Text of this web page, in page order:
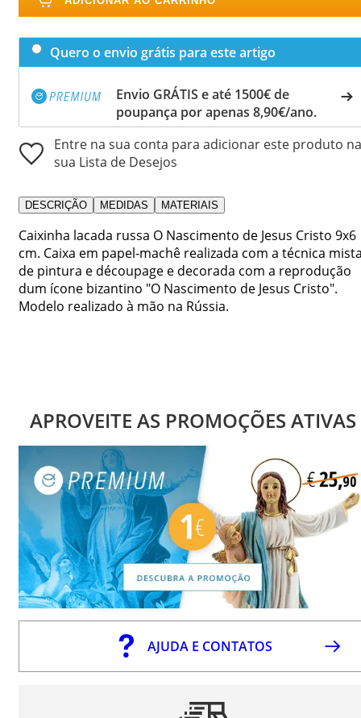
Quero o envio grátis para este artigo
Envio GRÁTIS e até 1500€ de
poupança por apenas 8,90€/ano.
Entre na sua conta para adicionar este produto na
sua Lista de Desejos
DESCRIÇÃO MEDIDAS MATERIAIS
Caixinha lacada russa O Nascimento de Jesus Cristo 9x6
cm. Caixa em papel-machê realizada com a técnica
de pintura e découpage e decorada com a reprodução
dum ícone bizantino "O Nascimento de Jesus Cristo".
Modelo realizado à mão na Rússia.
APROVEITE AS PROMOÇÕES ATIVAS
AJUDA E CONTATOS